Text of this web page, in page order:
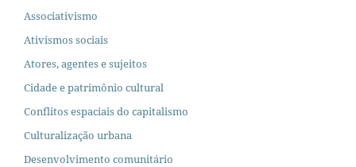
Associativismo
Ativismos sociais
Atores, agentes e sujeitos
Cidade e patrimônio cultural
Conflitos espaciais do capitalismo
Culturalização urbana
Desenvolvimento comunitário